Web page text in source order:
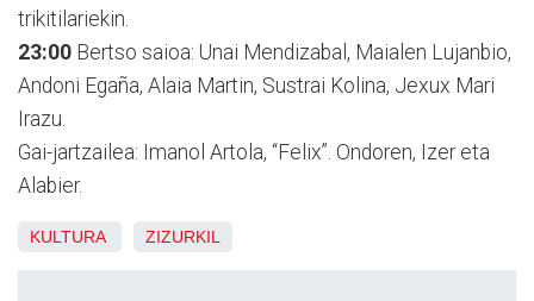
trikitilariekin.
23:00 Bertso saioa: Unai Mendizabal, Maialen Lujanbio,
Andoni Egaña, Alaia Martin, Sustrai Kolina, Jexux Mari
Irazu.
Gai-jartzailea: Imanol Artola, “Felix”. Ondoren, Izer eta
Alabier.
KULTURA ZIZURKIL